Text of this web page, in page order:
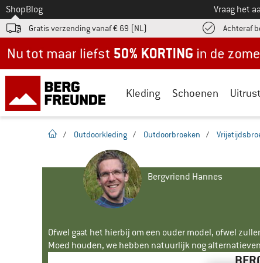
Naar
ShopBlog Vraag het
Gratis verzending vanaf € 69 (NL) Achteraf
Kleding Schoenen
Startpagina
/ Outdoorkleding / Outdoorbroeken /
Bergvriend Hannes
Ofwel gaat het hierbij om een ouder model, ofwel
Moed houden, we hebben natuurlijk nog